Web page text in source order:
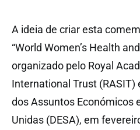
A ideia de criar esta
“World Women’s Health
organizado pelo Royal
International Trust
dos Assuntos Económicos
Unidas (DESA), em